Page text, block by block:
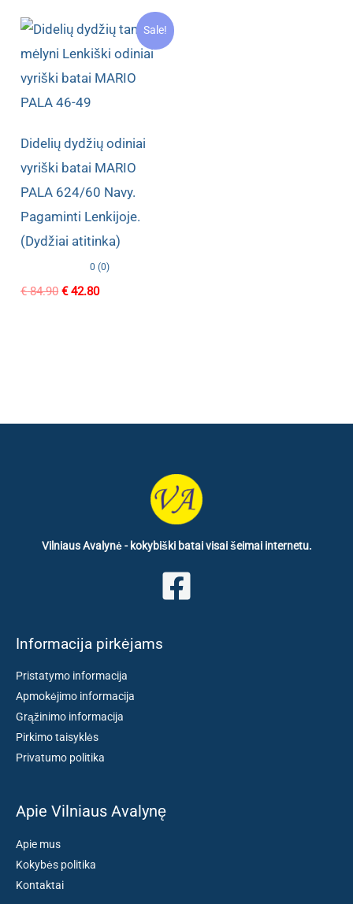
Sale!
Didelių dydžių odiniai
vyriški batai MARIO
PALA 624/60 Navy.
Pagaminti Lenkijoje.
(Dydžiai atitinka)
0 (0)
€84.90 Original
€42.80Current
Vilniaus Avalynė - kokybiški batai visai šeimai internetu.
Informacija pirkėjams
Pristatymo informacija
Apmokėjimo informacija
Grąžinimo informacija
Pirkimo taisyklės
Privatumo politika
Apie Vilniaus Avalynę
Apie mus
Kokybės politika
Kontaktai